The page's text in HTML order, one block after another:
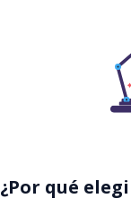
¿Por qué